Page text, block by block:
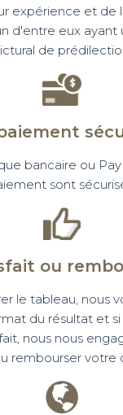
expérience et de
d'entre eux
de
bancaire ou
sont
ou
le tableau, nous
du résultat et
nous nous
rembourser votre